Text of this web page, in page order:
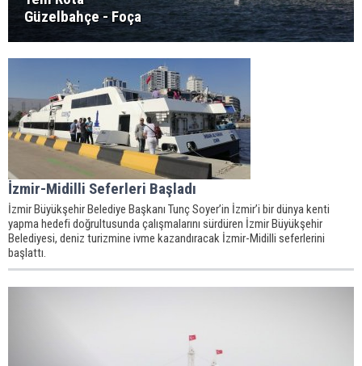
Güzelbahçe - Foça
İzmir-Midilli Seferleri Başladı
İzmir Büyükşehir Belediye Başkanı Tunç Soyer’in İzmir’i bir dünya kenti
yapma hedefi doğrultusunda çalışmalarını sürdüren İzmir Büyükşehir
Belediyesi, deniz turizmine ivme kazandıracak İzmir-Midilli seferlerini
başlattı.